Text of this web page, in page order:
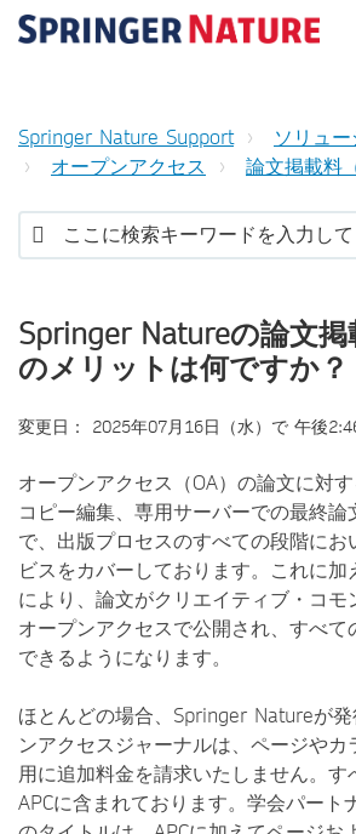
Springer Nature Support
ソリュ
オープンアクセス
論文掲載料
Springer Natureの論文掲
のメリットは何ですか？
変更日： 2025年07月16日（水）で 午後
オープンアクセス（OA）の論文に対
コピー編集、専用サーバーでの最終論
で、出版プロセスのすべての段階にお
ビスをカバーしております。これに
により、論文がクリエイティブ・コ
オープンアクセスで公開され、すべて
できるようになります。
ほとんどの場合、Springer Natureが
ンアクセスジャーナルは、ページや
用に追加料金を請求いたしません。す
APCに含まれております。学会パート